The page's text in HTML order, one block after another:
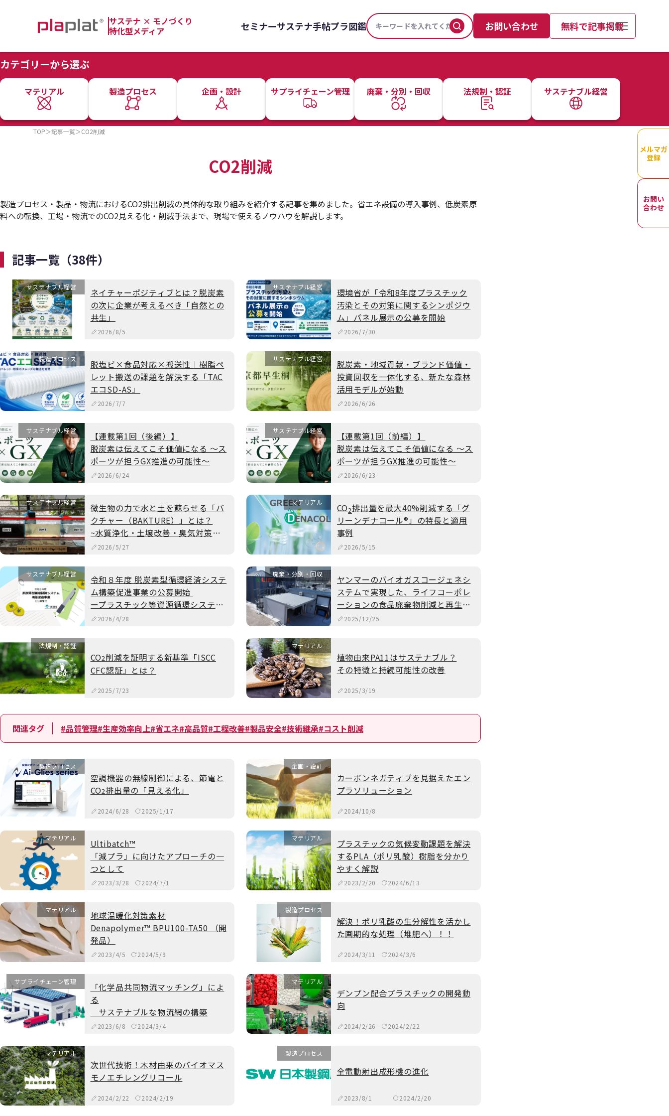
サステナ × モノづくり
特化型メディア
セミナーサステナ手帖プラ図鑑 お問い合わせ 無料で記事掲載
カテゴリーから選ぶ
マテリアル 製造プロセス 企画・設計 サプライチェーン管理 廃棄・分別・回収 法規制・認証 サステナブル経営
メルマガ
登録
お問い
合わせ
TOP＞記事一覧＞CO2削減
CO2削減
製造プロセス・製品・物流におけるCO2排出削減の具体的な取り組みを紹介する記事を集めました。省エネ設備の導入事例、低炭素原
料への転換、工場・物流でのCO2見える化・削減手法まで、現場で使えるノウハウを解説します。
記事一覧（38件）
サステナブル経営
ネイチャーポジティブとは？脱炭素
の次に企業が考えるべき「自然との
共生」
2026/8/5
サステナブル経営
環境省が「令和8年度プラスチック
汚染とその対策に関するシンポジウ
ム」パネル展示の公募を開始
2026/7/30
製造プロセス
脱塩ビ×食品対応×搬送性｜樹脂ペ
レット搬送の課題を解決する「TAC
エコSD-AS」
2026/7/7
サステナブル経営
脱炭素・地域貢献・ブランド価値・
投資回収を一体化する、新たな森林
活用モデルが始動
2026/6/26
サステナブル経営
【連載第1回（後編）】
脱炭素は伝えてこそ価値になる ～ス
ポーツが担うGX推進の可能性～
2026/6/24
サステナブル経営
【連載第1回（前編）】
脱炭素は伝えてこそ価値になる ～ス
ポーツが担うGX推進の可能性～
2026/6/23
サステナブル経営
微生物の力で水と土を蘇らせる「バ
クチャー（BAKTURE）」とは？
~水質浄化・土壌改善・臭気対策を
支える自然循環技術~
2026/5/27
マテリアル CO2排出量を最大40%削減する「グ
リーンデナコール®」の特長と適用
事例
2026/5/15
サステナブル経営
令和８年度 脱炭素型循環経済システ
ム構築促進事業の公募開始
ープラスチック等資源循環システム
構築実証事業ー
2026/4/28
廃棄・分別・回収
ヤンマーのバイオガスコージェネシ
ステムで実現した、ライフコーポレ
ーションの食品廃棄物削減と再生可
能エネルギー活用
2025/12/25
法規制・認証
CO2削減を証明する新基準「ISCC
CFC認証」とは？
2025/7/23
マテリアル
植物由来PA11はサステナブル？
その特徴と持続可能性の改善
2025/3/19
関連タグ #品質管理#生産効率向上#省エネ#高品質#工程改善#製品安全#技術継承#コスト削減
製造プロセス
空調機器の無線制御による、節電と
CO2排出量の「見える化」
2024/6/28 2025/1/17
企画・設計
カーボンネガティブを見据えたエン
プラソリューション
2024/10/8
マテリアル
Ultibatch™
「減プラ」に向けたアプローチの一
つとして
2023/3/28 2024/7/1
マテリアル
プラスチックの気候変動課題を解決
するPLA（ポリ乳酸）樹脂を分かり
やすく解説
2023/2/20 2024/6/13
マテリアル
地球温暖化対策素材
Denapolymer™ BPU100-TA50 （開
発品）
2023/4/5 2024/5/9
製造プロセス
解決！ポリ乳酸の生分解性を活かし
た画期的な処理（堆肥へ）！！
2024/3/11 2024/3/6
サプライチェーン管理
「化学品共同物流マッチング」によ
る
サステナブルな物流網の構築
2023/6/8 2024/3/4
マテリアル
デンプン配合プラスチックの開発動
向
2024/2/26 2024/2/22
マテリアル
次世代技術！木材由来のバイオマス
モノエチレングリコール
2024/2/22 2024/2/19
製造プロセス
全電動射出成形機の進化
2023/8/1 2024/2/20